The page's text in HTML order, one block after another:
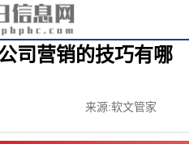
司营销的技巧有哪
来源:软文管家